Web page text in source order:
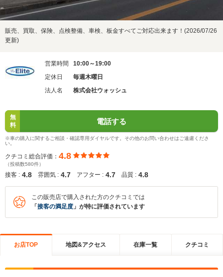
販売、買取、保険、点検整備、車検、板金すべてご対応出来ます！(2026/07/26
更新)
営業時間
10:00～19:00
定休日
毎週木曜日
法人名
株式会社ウォッシュ
無
料
電話する
※車の購入に関するご相談・確認専用ダイヤルです。その他のお問い合わせはご遠慮くださ
い。
クチコミ総合評価： 4.8
（投稿数580件）
接客 : 4.8 雰囲気 : 4.7 アフター : 4.7 品質 : 4.8
この販売店で購入された方のクチコミでは
「 接客の満足度 」が特に評価されています
お店TOP 地図&アクセス 在庫一覧 クチコミ